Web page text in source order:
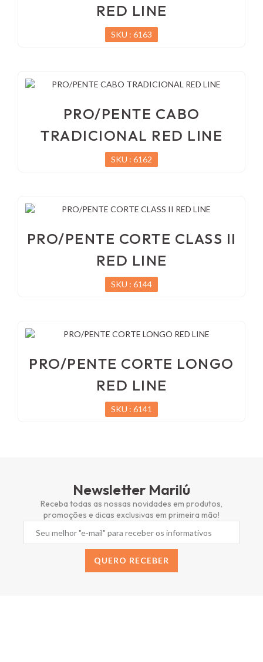
RED LINE
SKU : 6163
PRO/PENTE CABO
TRADICIONAL RED LINE
SKU : 6162
PRO/PENTE CORTE CLASS II
RED LINE
SKU : 6144
PRO/PENTE CORTE LONGO
RED LINE
SKU : 6141
Newsletter Marilú
Receba todas as nossas novidades em produtos,
promoções e dicas exclusivas em primeira mão!
QUERO RECEBER